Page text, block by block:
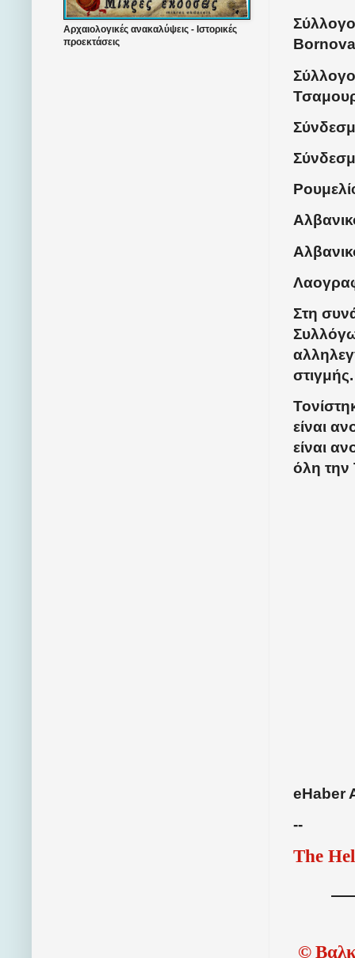
Bornova
Στη
στιγμής.
είναι
είναι
όλη την
eHaber
--
The
©
Αρχαιολογικές ανακαλύψεις - Ιστορικές
προεκτάσεις